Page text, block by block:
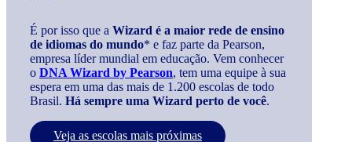
É por isso que a Wizard é a maior rede de ensino
de idiomas do mundo* e faz parte da Pearson,
empresa líder mundial em educação. Vem conhecer
o DNA Wizard by Pearson, tem uma equipe à sua
espera em uma das mais de 1.200 escolas de todo
Brasil. Há sempre uma Wizard perto de você.
Veja as escolas mais próximas